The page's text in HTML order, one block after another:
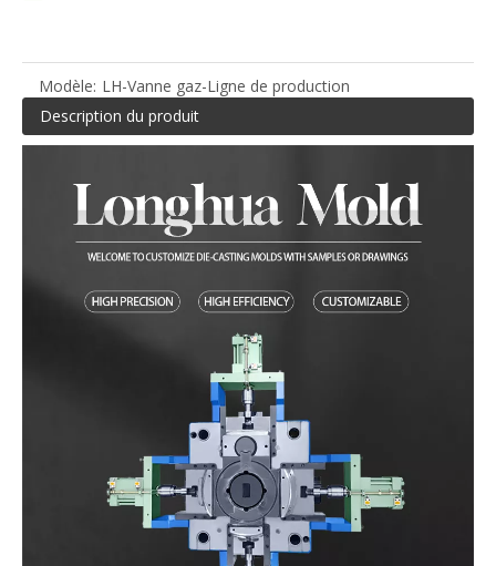
Modèle: LH-Vanne gaz-Ligne de production
Description du produit